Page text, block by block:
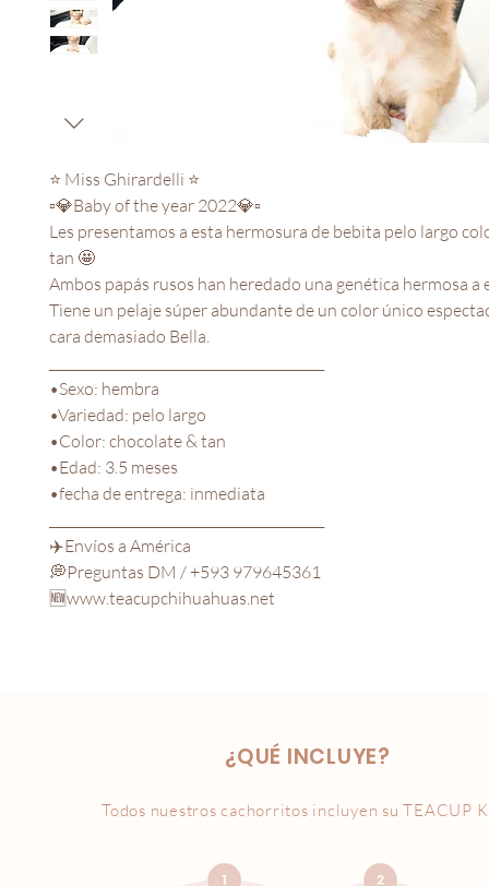
⭐️ Miss Ghirardelli ⭐️
▫️💎Baby of the year 2022💎▫️
Les presentamos a esta hermosura de bebita pelo largo
tan 🤩
Ambos papás rusos han heredado una genética hermosa a
Tiene un pelaje súper abundante de un color único
cara demasiado Bella.
•Sexo: hembra
•Variedad: pelo largo
•Color: chocolate & tan
•Edad: 3.5 meses
•fecha de entrega: inmediata
✈️Envíos a América
💭Preguntas DM / +593 979645361
🆕www.teacupchihuahuas.net
¿QUÉ INCLUYE?
Todos nuestros cachorritos incluyen su TEACUP